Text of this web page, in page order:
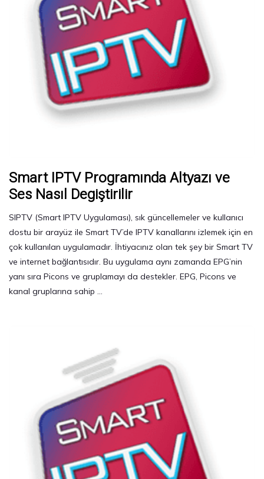
Smart IPTV Programında Altyazı ve
Ses Nasıl Degiştirilir
SIPTV (Smart IPTV Uygulaması), sık güncellemeler ve kullanıcı
dostu bir arayüz ile Smart TV’de IPTV kanallarını izlemek için en
çok kullanılan uygulamadır. İhtiyacınız olan tek şey bir Smart TV
ve internet bağlantısıdır. Bu uygulama aynı zamanda EPG’nin
yanı sıra Picons ve gruplamayı da destekler. EPG, Picons ve
kanal gruplarına sahip …